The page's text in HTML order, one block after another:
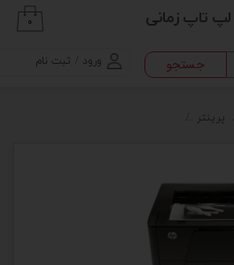
لپ تاپ زمانی
ورود ثبت نام
۰
جستجو
پرینتر